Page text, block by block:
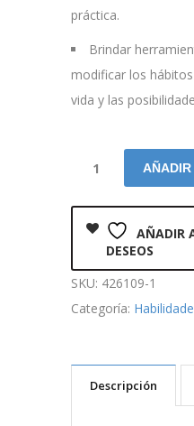
práctica.
Brindar
modificar los
vida y las
AÑADIR
DESEOS
SKU: 426109-1
Categoría:
Descripción